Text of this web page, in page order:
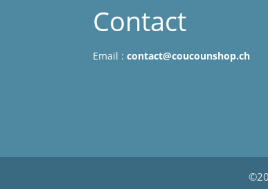
Contact
Email :contact@coucounshop.ch